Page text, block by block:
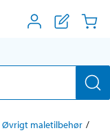
Øvrigt maletilbehør